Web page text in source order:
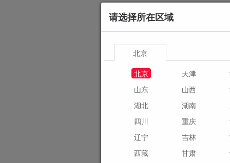
请选择所在区域
北京
北京
天津
山东
山西
湖北
湖南
四川
重庆
辽宁
吉林
西藏
甘肃